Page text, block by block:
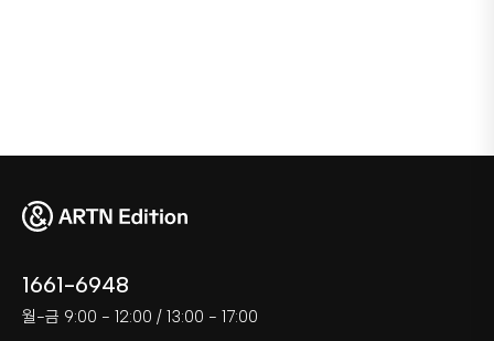
1661-6948
월-금 9:00 - 12:00 / 13:00 - 17:00